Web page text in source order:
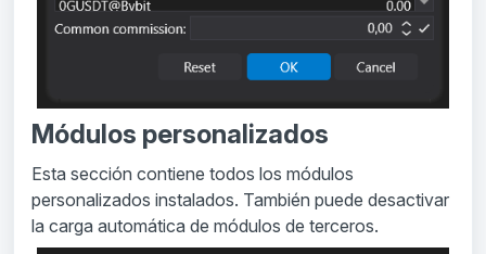
Módulos personalizados
Esta sección contiene todos los módulos
personalizados instalados. También puede desactivar
la carga automática de módulos de terceros.